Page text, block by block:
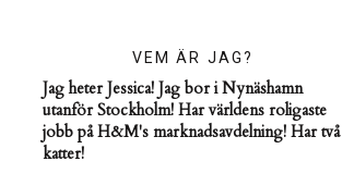
VEM ÄR JAG?
Jag heter Jessica! Jag bor i Nynäshamn
utanför Stockholm! Har världens roligaste
jobb på H&M's marknadsavdelning! Har två
katter!